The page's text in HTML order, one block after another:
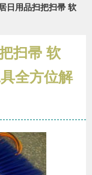
日用品扫把扫帚 软
扫帚 软
全方位解